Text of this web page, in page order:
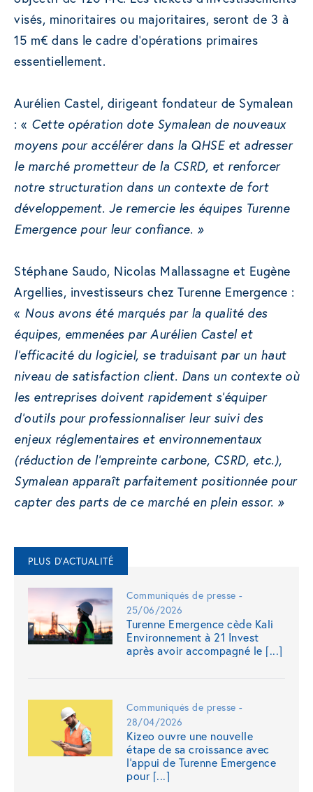
visés, minoritaires ou majoritaires, seront de 3 à
15 m€ dans le cadre d’opérations primaires
essentiellement.
Aurélien Castel, dirigeant fondateur de Symalean
: « Cette opération dote Symalean de nouveaux
moyens pour accélérer dans la QHSE et adresser
le marché prometteur de la CSRD, et renforcer
notre structuration dans un contexte de fort
développement. Je remercie les équipes Turenne
Emergence pour leur confiance. »
Stéphane Saudo, Nicolas Mallassagne et Eugène
Argellies, investisseurs chez Turenne Emergence :
« Nous avons été marqués par la qualité des
équipes, emmenées par Aurélien Castel et
l’efficacité du logiciel, se traduisant par un haut
niveau de satisfaction client. Dans un contexte où
les entreprises doivent rapidement s’équiper
d’outils pour professionnaliser leur suivi des
enjeux réglementaires et environnementaux
(réduction de l’empreinte carbone, CSRD, etc.),
Symalean apparaît parfaitement positionnée pour
capter des parts de ce marché en plein essor. »
PLUS D'ACTUALITÉ
Communiqués de presse -
25/06/2026
Turenne Emergence cède Kali
Environnement à 21 Invest
après avoir accompagné le [...]
Communiqués de presse -
28/04/2026
Kizeo ouvre une nouvelle
étape de sa croissance avec
l’appui de Turenne Emergence
pour [...]